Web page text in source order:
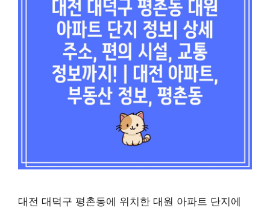
대전 대덕구 평촌동에 위치한 대원 아파트 단지에